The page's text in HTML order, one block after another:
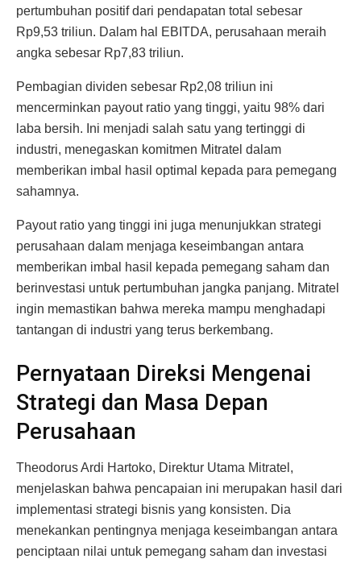
pertumbuhan positif dari pendapatan total sebesar
Rp9,53 triliun. Dalam hal EBITDA, perusahaan meraih
angka sebesar Rp7,83 triliun.
Pembagian dividen sebesar Rp2,08 triliun ini
mencerminkan payout ratio yang tinggi, yaitu 98% dari
laba bersih. Ini menjadi salah satu yang tertinggi di
industri, menegaskan komitmen Mitratel dalam
memberikan imbal hasil optimal kepada para pemegang
sahamnya.
Payout ratio yang tinggi ini juga menunjukkan strategi
perusahaan dalam menjaga keseimbangan antara
memberikan imbal hasil kepada pemegang saham dan
berinvestasi untuk pertumbuhan jangka panjang. Mitratel
ingin memastikan bahwa mereka mampu menghadapi
tantangan di industri yang terus berkembang.
Pernyataan Direksi Mengenai
Strategi dan Masa Depan
Perusahaan
Theodorus Ardi Hartoko, Direktur Utama Mitratel,
menjelaskan bahwa pencapaian ini merupakan hasil dari
implementasi strategi bisnis yang konsisten. Dia
menekankan pentingnya menjaga keseimbangan antara
penciptaan nilai untuk pemegang saham dan investasi